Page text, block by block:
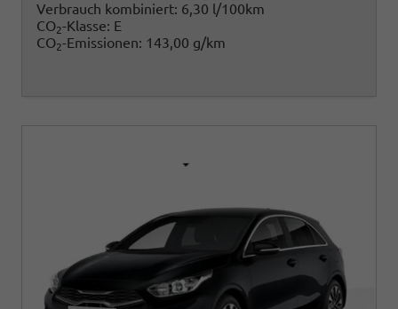
Verbrauch kombiniert: 6,30 l/100km
CO2-Klasse: E
CO2-Emissionen: 143,00 g/km